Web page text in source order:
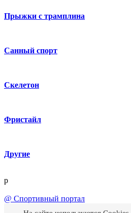
Прыжки с трамплина
Санный спорт
Скелетон
Фристайл
Другие
p
@ Спортивный портал